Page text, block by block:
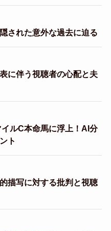
された意外な過去に迫る
に伴う視聴者の心配と夫
ルC本命馬に浮上！AI分
ト
描写に対する批判と視聴